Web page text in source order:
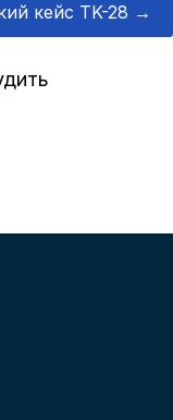
кейс TK-28 →